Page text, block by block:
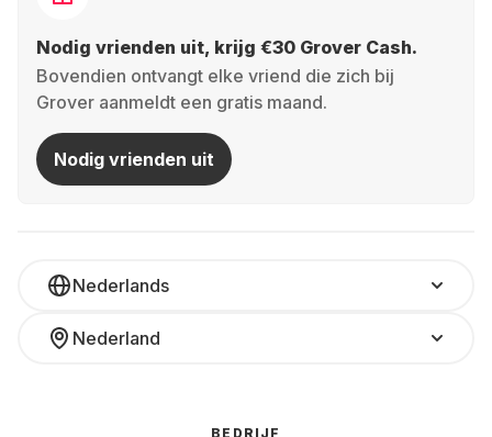
Nodig vrienden uit, krijg €30 Grover Cash.
Bovendien ontvangt elke vriend die zich bij
Grover aanmeldt een gratis maand.
Nodig vrienden uit
Nederlands
Nederland
BEDRIJF